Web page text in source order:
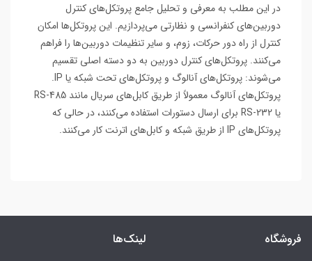
در این مطلب به معرفی و تحلیل جامع پروتکل‌های کنترل
دوربین‌های کنفرانسی و نظارتی می‌پردازیم. این پروتکل‌ها امکان
کنترل از راه دور حرکات، زوم، و سایر تنظیمات دوربین‌ها را فراهم
می‌کنند. پروتکل‌های کنترل دوربین به دو دسته اصلی تقسیم
می‌شوند: پروتکل‌های آنالوگ و پروتکل‌های تحت شبکه یا IP.
پروتکل‌های آنالوگ معمولاً از طریق کابل‌های سریال مانند RS-485
یا RS-232 برای ارسال دستورات استفاده می‌کنند، در حالی که
پروتکل‌های IP از طریق شبکه و کابل‌های اترنت کار می‌کنند.
فروشگاه لینک‌ها